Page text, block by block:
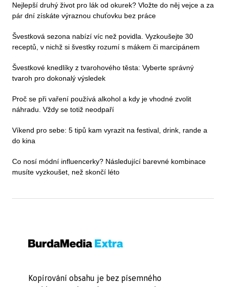
Nejlepší druhý život pro lák od okurek? Vložte do něj vejce a za
pár dní získáte výraznou chuťovku bez práce
Švestková sezona nabízí víc než povidla. Vyzkoušejte 30
receptů, v nichž si švestky rozumí s mákem či marcipánem
Švestkové knedlíky z tvarohového těsta: Vyberte správný
tvaroh pro dokonalý výsledek
Proč se při vaření používá alkohol a kdy je vhodné zvolit
náhradu. Vždy se totiž neodpaří
Víkend pro sebe: 5 tipů kam vyrazit na festival, drink, rande a
do kina
Co nosí módní influencerky? Následující barevné kombinace
musíte vyzkoušet, než skončí léto
Kopírování obsahu je bez písemného